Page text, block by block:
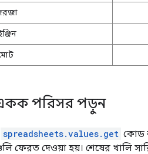
একক পরিসর পড়ুন
spreadsheets.values.get কোড
ফেরত দেওয়া হয়। শেষের খালি